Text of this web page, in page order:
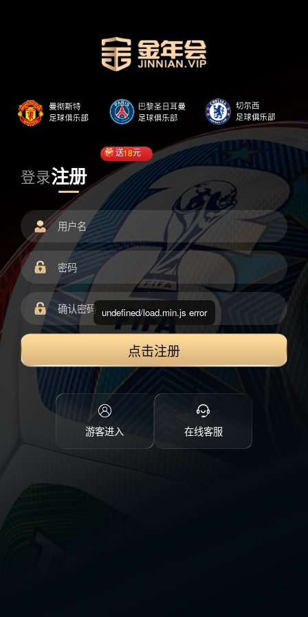
登录注册
送18元
点击注册
游客进入 在线客服
undefined/load.min.js error